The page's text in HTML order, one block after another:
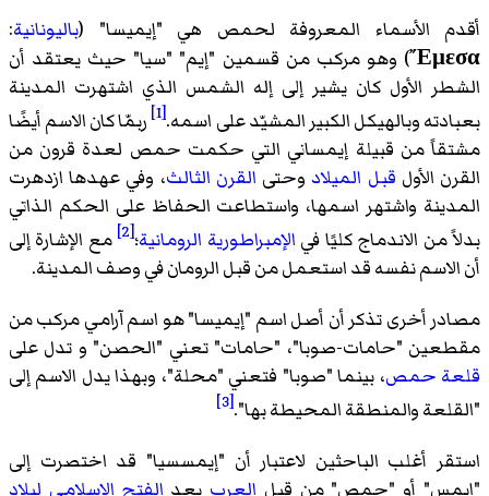
أقدم الأسماء المعروفة لحمص هي "إيميسا" (باليونانية:
Ἔμεσα) وهو مركب من قسمين "إيم" "سيا" حيث يعتقد أن
الشطر الأول كان يشير إلى إله الشمس الذي اشتهرت المدينة
بعبادته وبالهيكل الكبير المشيّد على اسمه.[1]
ربمّا كان الاسم أيضًا
مشتقاً من قبيلة إيمساني التي حكمت حمص لعدة قرون من
القرن الأول قبل الميلادوحتى القرن الثالث، وفي عهدها ازدهرت
المدينة واشتهر اسمها، واستطاعت الحفاظ على الحكم الذاتي
بدلاً من الاندماج كليًا في الإمبراطورية الرومانية؛[2]
مع الإشارة إلى
أن الاسم نفسه قد استعمل من قبل الرومان في وصف المدينة.
مصادر أخرى تذكر أن أصل اسم "إيميسا" هو اسم آرامي مركب من
مقطعين "حامات-صوبا"، "حامات" تعني "الحصن" و تدل على
قلعة حمص، بينما "صوبا" فتعني "محلة"، وبهذا يدل الاسم إلى
"القلعة والمنطقة المحيطة بها".[3]
استقر أغلب الباحثين لاعتبار أن "إيمسسيا" قد اختصرت إلى
"إيمس" أو "حمص" من قبل العرب بعد الفتح الإسلامي لبلاد